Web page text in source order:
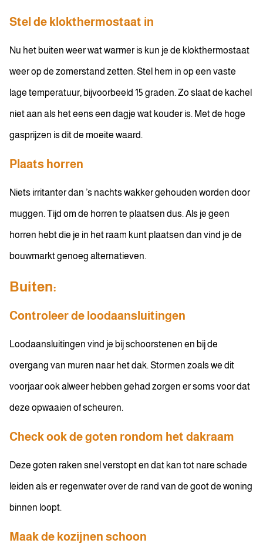
Stel de klokthermostaat in
Nu het buiten weer wat warmer is kun je de klokthermostaat
weer op de zomerstand zetten. Stel hem in op een vaste
lage temperatuur, bijvoorbeeld 15 graden. Zo slaat de kachel
niet aan als het eens een dagje wat kouder is. Met de hoge
gasprijzen is dit de moeite waard.
Plaats horren
Niets irritanter dan ’s nachts wakker gehouden worden door
muggen. Tijd om de horren te plaatsen dus. Als je geen
horren hebt die je in het raam kunt plaatsen dan vind je de
bouwmarkt genoeg alternatieven.
Buiten:
Controleer de loodaansluitingen
Loodaansluitingen vind je bij schoorstenen en bij de
overgang van muren naar het dak. Stormen zoals we dit
voorjaar ook alweer hebben gehad zorgen er soms voor dat
deze opwaaien of scheuren.
Check ook de goten rondom het dakraam
Deze goten raken snel verstopt en dat kan tot nare schade
leiden als er regenwater over de rand van de goot de woning
binnen loopt.
Maak de kozijnen schoon